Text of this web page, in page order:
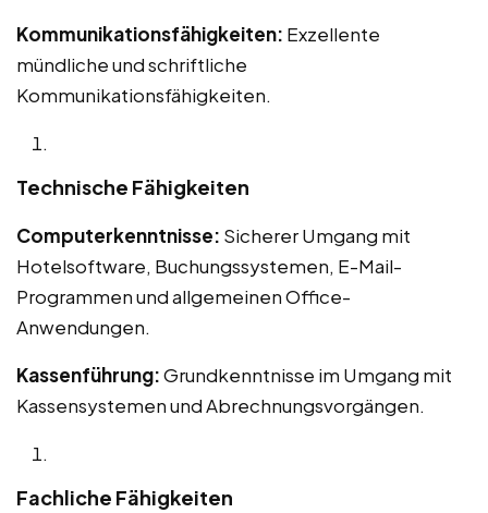
Kommunikationsfähigkeiten: Exzellente
mündliche und schriftliche
Kommunikationsfähigkeiten.
Technische Fähigkeiten
Computerkenntnisse: Sicherer Umgang mit
Hotelsoftware, Buchungssystemen, E-Mail-
Programmen und allgemeinen Office-
Anwendungen.
Kassenführung:Grundkenntnisse im Umgang mit
Kassensystemen und Abrechnungsvorgängen.
Fachliche Fähigkeiten